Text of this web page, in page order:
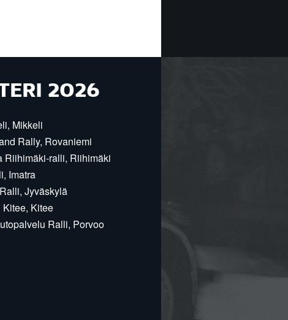
2026
Mikkeli
Rally, Rovaniemi
Riihimäki-ralli, Riihimäki
Imatra
Jyväskylä
Kitee
Ralli, Porvoo